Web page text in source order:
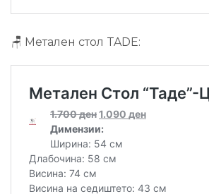
🪑 Метален стол TADE: